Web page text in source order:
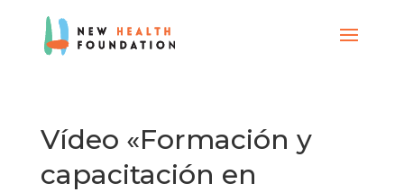
Vídeo «Formación y
capacitación en